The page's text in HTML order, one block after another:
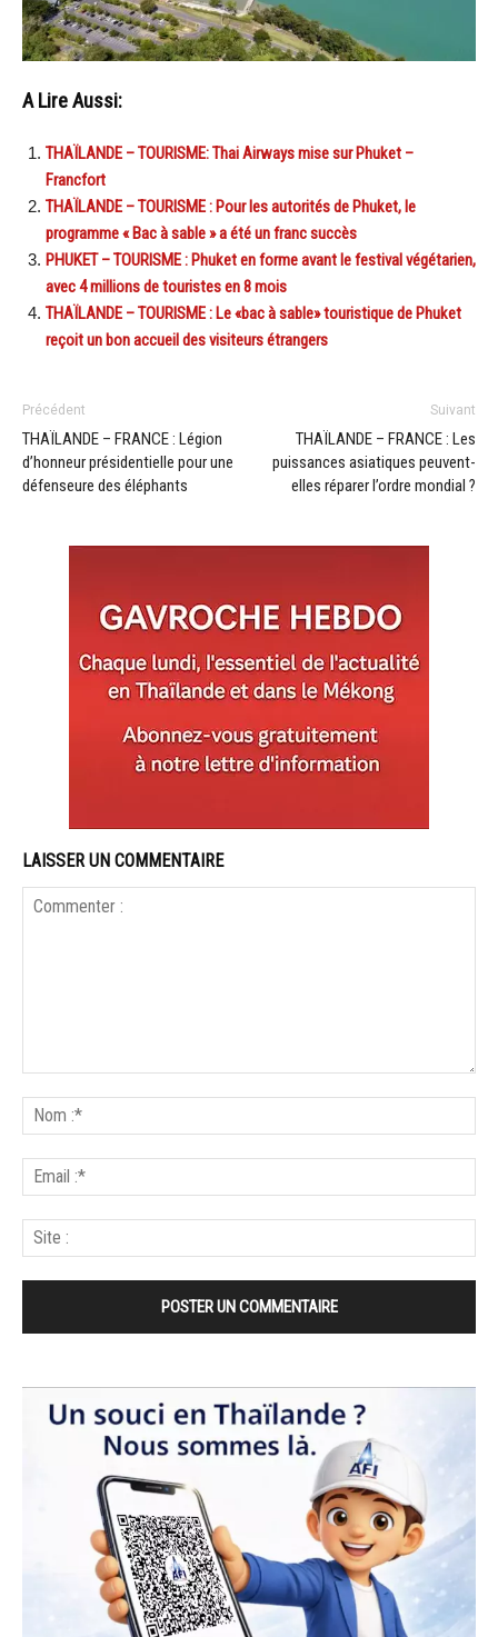
A Lire Aussi:
THAÏLANDE – TOURISME: Thai Airways mise sur Phuket –
Francfort
THAÏLANDE – TOURISME : Pour les autorités de Phuket, le
programme « Bac à sable » a été un franc succès
PHUKET – TOURISME : Phuket en forme avant le festival végétarien,
avec 4 millions de touristes en 8 mois
THAÏLANDE – TOURISME : Le «bac à sable» touristique de Phuket
reçoit un bon accueil des visiteurs étrangers
Précédent
THAÏLANDE – FRANCE : Légion
d’honneur présidentielle pour une
défenseure des éléphants
Suivant
THAÏLANDE – FRANCE : Les
puissances asiatiques peuvent-
elles réparer l’ordre mondial ?
LAISSER UN COMMENTAIRE